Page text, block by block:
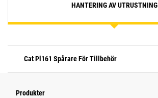
HANTERING AV UTRUSTNING
Cat Pl161 Spårare För Tillbehör
Produkter